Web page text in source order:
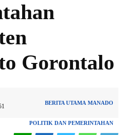
Gorontalo
BERITA UTAMA MANADO
POLITIK DAN PEMERINTAHAN